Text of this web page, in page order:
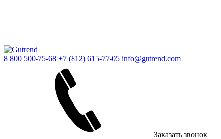
8 800 500-75-68 +7 (812) 615-77-05 info@gutrend.com
Заказать звонок